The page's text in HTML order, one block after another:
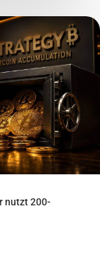
nutzt 200-